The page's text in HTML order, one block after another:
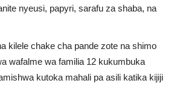
nyeusi, papyri, sarafu za shaba, na
kilele chake cha pande zote na shimo
wafalme wa familia 12 kukumbuka
kutoka mahali pa asili katika kijiji